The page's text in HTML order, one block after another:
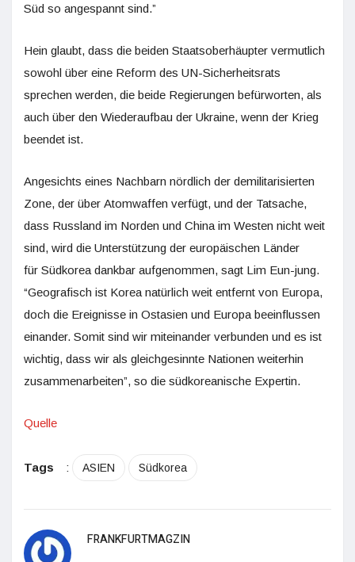
Süd so angespannt sind.”
Hein glaubt, dass die beiden Staatsoberhäupter vermutlich
sowohl über eine Reform des UN-Sicherheitsrats
sprechen werden, die beide Regierungen befürworten, als
auch über den Wiederaufbau der Ukraine, wenn der Krieg
beendet ist.
Angesichts eines Nachbarn nördlich der demilitarisierten
Zone, der über Atomwaffen verfügt, und der Tatsache,
dass Russland im Norden und China im Westen nicht weit
sind, wird die Unterstützung der europäischen Länder
für Südkorea dankbar aufgenommen, sagt Lim Eun-jung.
“Geografisch ist Korea natürlich weit entfernt von Europa,
doch die Ereignisse in Ostasien und Europa beeinflussen
einander. Somit sind wir miteinander verbunden und es ist
wichtig, dass wir als gleichgesinnte Nationen weiterhin
zusammenarbeiten”, so die südkoreanische Expertin.
Quelle
Tags : ASIEN Südkorea
FRANKFURTMAGZIN